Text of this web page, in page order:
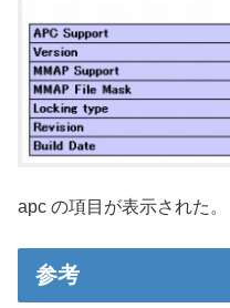
apc の項目が表示された。
参考